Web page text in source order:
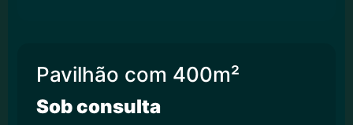
Pavilhão com 400m²
Sob consulta